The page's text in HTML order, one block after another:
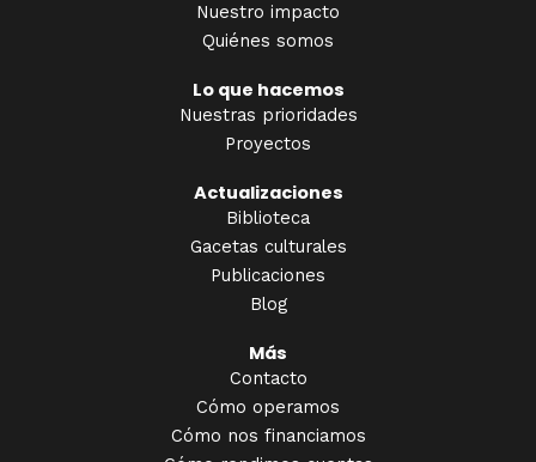
Nuestro impacto
Quiénes somos
Lo que hacemos
Nuestras prioridades
Proyectos
Actualizaciones
Biblioteca
Gacetas culturales
Publicaciones
Blog
Más
Contacto
Cómo operamos
Cómo nos financiamos